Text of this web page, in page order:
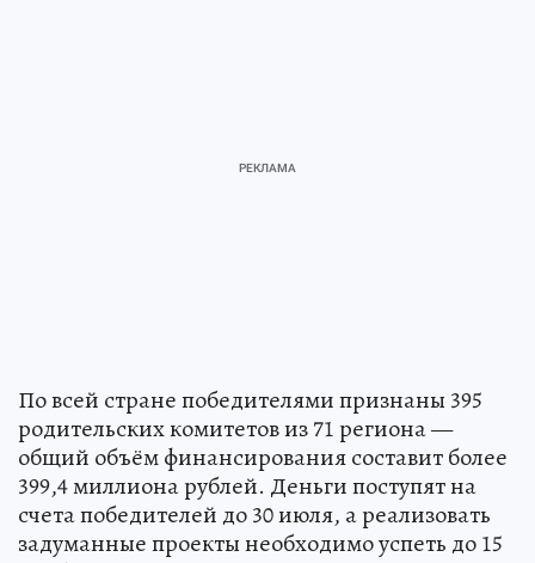
По всей стране победителями признаны 395
родительских комитетов из 71 региона —
общий объём финансирования составит более
399,4 миллиона рублей. Деньги поступят на
счета победителей до 30 июля, а реализовать
задуманные проекты необходимо успеть до 15